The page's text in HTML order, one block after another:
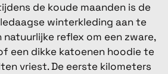
de koude maanden is de
winterkleding aan te
natuurlijke reflex om een zware,
een dikke katoenen hoodie te
vriest. De eerste kilometers